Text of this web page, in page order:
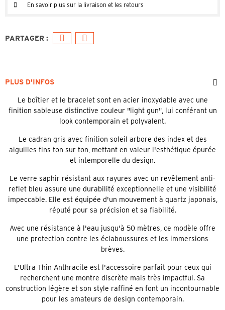
En savoir plus sur la livraison et les retours
PLUS D'INFOS
Le boîtier et le bracelet sont en acier inoxydable avec une
finition sableuse distinctive couleur "light gun", lui conférant un
look contemporain et polyvalent.
Le cadran gris avec finition soleil arbore des index et des
aiguilles fins ton sur ton, mettant en valeur l'esthétique épurée
et intemporelle du design.
Le verre saphir résistant aux rayures avec un revêtement anti-
reflet bleu assure une durabilité exceptionnelle et une visibilité
impeccable. Elle est équipée d'un mouvement à quartz japonais,
réputé pour sa précision et sa fiabilité.
Avec une résistance à l'eau jusqu'à 50 mètres, ce modèle offre
une protection contre les éclaboussures et les immersions
brèves.
L'Ultra Thin Anthracite est l'accessoire parfait pour ceux qui
recherchent une montre discrète mais très impactful. Sa
construction légère et son style raffiné en font un incontournable
pour les amateurs de design contemporain.